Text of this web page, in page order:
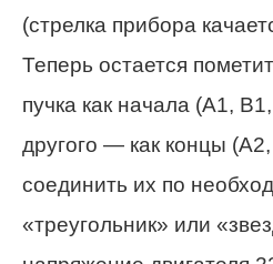
(стрелка прибора
Теперь остается
пучка как начала (А1,
другого — как концы
соединить их по
«треугольник» или